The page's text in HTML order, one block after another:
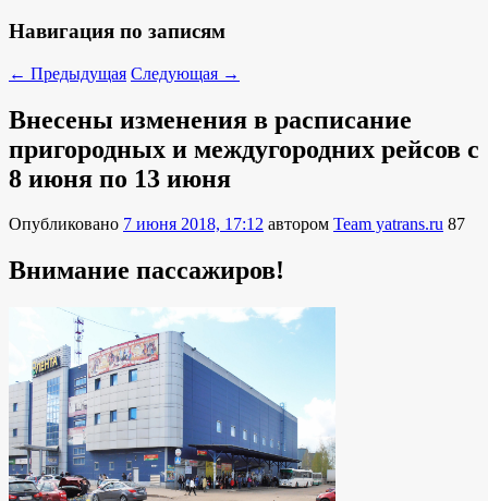
Навигация по записям
← Предыдущая Следующая →
Внесены изменения в расписание
пригородных и междугородних рейсов с
8 июня по 13 июня
Опубликовано 7 июня 2018, 17:12 автором Team yatrans.ru 87
Внимание пассажиров!